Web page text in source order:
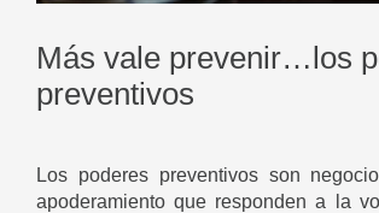
Más vale prevenir…los
preventivos
Los poderes preventivos son
apoderamiento que responden a la